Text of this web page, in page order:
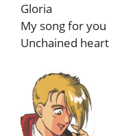
Gloria
My song for you
Unchained heart